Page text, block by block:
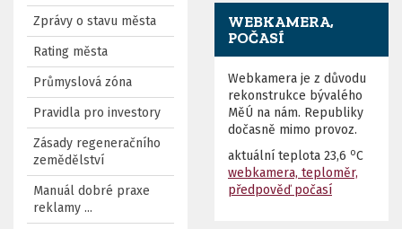
Zprávy o stavu města
Rating města
Průmyslová zóna
Pravidla pro investory
Zásady regeneračního
zemědělství
Manuál dobré praxe
reklamy ...
WEBKAMERA,
POČASÍ
Webkamera je z důvodu
rekonstrukce bývalého
MěÚ na nám. Republiky
dočasně mimo provoz.
aktuální teplota 23,6 oC
webkamera, teploměr,
předpověď počasí